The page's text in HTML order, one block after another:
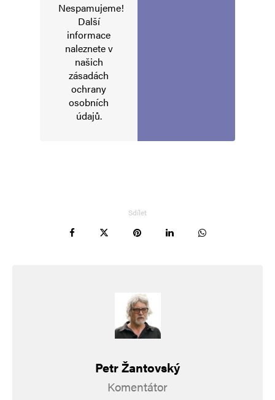
Nespamujeme!
Další
informace
naleznete v
našich
zásadách
ochrany
osobních
údajů.
Sdílet
Petr Žantovský
Komentátor